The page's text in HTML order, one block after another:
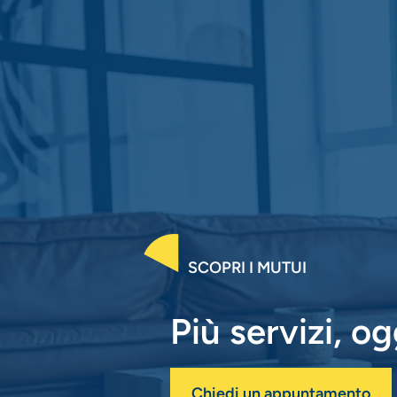
SCOPRI I MUTUI
Più servizi,